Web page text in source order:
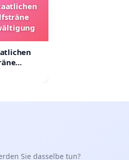
Sie dasselbe tun?